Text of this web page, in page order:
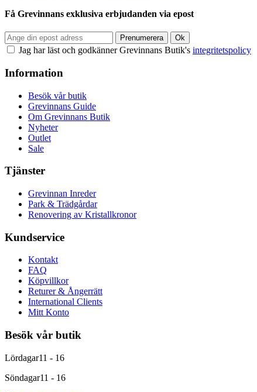
Få Grevinnans exklusiva erbjudanden via epost
Jag har läst och godkänner Grevinnans Butik's integritetspolicy
Information
Besök vår butik
Grevinnans Guide
Om Grevinnans Butik
Nyheter
Outlet
Sale
Tjänster
Grevinnan Inreder
Park & Trädgårdar
Renovering av Kristallkronor
Kundservice
Kontakt
FAQ
Köpvillkor
Returer & Ångerrätt
International Clients
Mitt Konto
Besök vår butik
Lördagar11 - 16
Söndagar11 - 16